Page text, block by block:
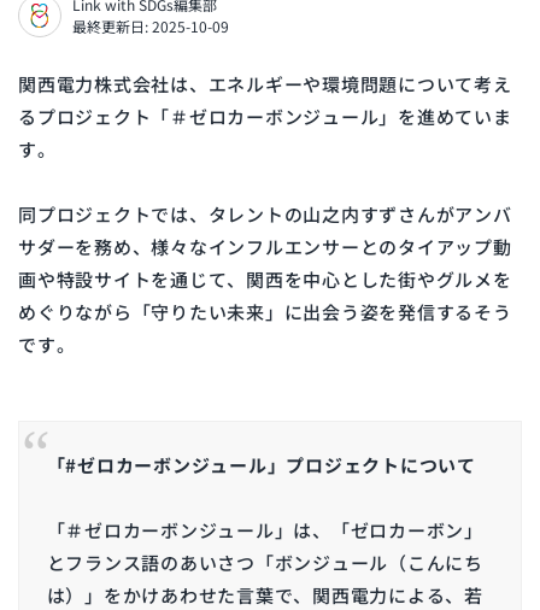
Link with SDGs編集部
最終更新日: 2025-10-09
関西電力株式会社は、エネルギーや環境問題について考え
るプロジェクト「＃ゼロカーボンジュール」を進めていま
す。
同プロジェクトでは、タレントの山之内すずさんがアンバ
サダーを務め、様々なインフルエンサーとのタイアップ動
画や特設サイトを通じて、関西を中心とした街やグルメを
めぐりながら「守りたい未来」に出会う姿を発信するそう
です。
「#ゼロカーボンジュール」プロジェクトについて
「＃ゼロカーボンジュール」は、「ゼロカーボン」
とフランス語のあいさつ「ボンジュール（こんにち
は）」をかけあわせた言葉で、関西電力による、若